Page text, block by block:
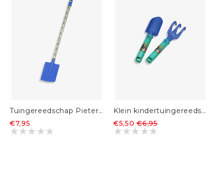
Tuingereedschap Pieter Konijn Schop
€7,95
Klein kindertuingereedschap schepje en harkje (set van 2)
€5,50€6,95